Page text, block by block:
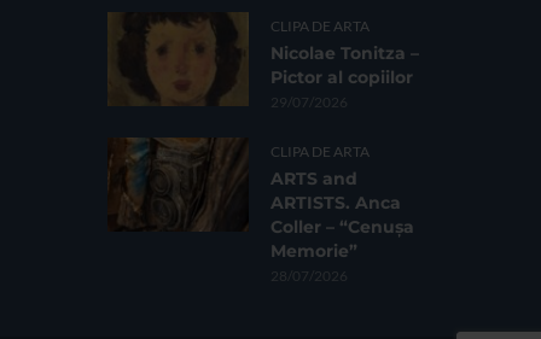
CLIPA DE ARTA
Nicolae Tonitza –
Pictor al copiilor
29/07/2026
CLIPA DE ARTA
ARTS and
ARTISTS. Anca
Coller – “Cenușa
Memorie”
28/07/2026